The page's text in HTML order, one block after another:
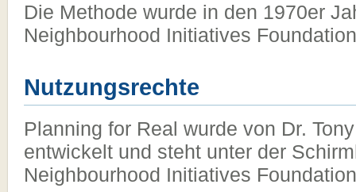
Die Methode wurde in den 1970er
Neighbourhood Initiatives
Nutzungsrechte
Planning for Real wurde von Dr.
entwickelt und steht unter der
Neighbourhood Initiatives